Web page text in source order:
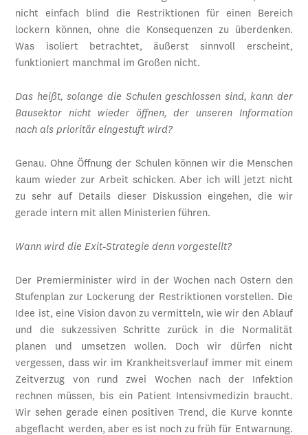
nicht einfach blind die Restriktionen für einen Bereich
lockern können, ohne die Konsequenzen zu überdenken.
Was isoliert betrachtet, äußerst sinnvoll erscheint,
funktioniert manchmal im Großen nicht.
Das heißt, solange die Schulen geschlossen sind, kann der
Bausektor nicht wieder öffnen, der unseren Information
nach als prioritär eingestuft wird?
Genau. Ohne Öffnung der Schulen können wir die Menschen
kaum wieder zur Arbeit schicken. Aber ich will jetzt nicht
zu sehr auf Details dieser Diskussion eingehen, die wir
gerade intern mit allen Ministerien führen.
Wann wird die Exit-Strategie denn vorgestellt?
Der Premierminister wird in der Wochen nach Ostern den
Stufenplan zur Lockerung der Restriktionen vorstellen. Die
Idee ist, eine Vision davon zu vermitteln, wie wir den Ablauf
und die sukzessiven Schritte zurück in die Normalität
planen und umsetzen wollen. Doch wir dürfen nicht
vergessen, dass wir im Krankheitsverlauf immer mit einem
Zeitverzug von rund zwei Wochen nach der Infektion
rechnen müssen, bis ein Patient Intensivmedizin braucht.
Wir sehen gerade einen positiven Trend, die Kurve konnte
abgeflacht werden, aber es ist noch zu früh für Entwarnung.